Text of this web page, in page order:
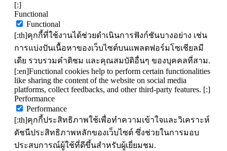
[:]
Functional
Functional
[:th]คุกกี้ที่ใช้งานได้ช่วยดำเนินการฟังก์ชันบางอย่าง เช่น
การแบ่งปันเนื้อหาของเว็บไซต์บนแพลตฟอร์มโซเชียลมี
เดีย รวบรวมคำติชม และคุณสมบัติอื่นๆ ของบุคคลที่สาม.
[:en]Functional cookies help to perform certain functionalities
like sharing the content of the website on social media
platforms, collect feedbacks, and other third-party features. [:]
Performance
Performance
[:th]คุกกี้ประสิทธิภาพใช้เพื่อทำความเข้าใจและวิเคราะห์
ดัชนีประสิทธิภาพหลักของเว็บไซต์ ซึ่งช่วยในการมอบ
ประสบการณ์ผู้ใช้ที่ดีขึ้นสำหรับผู้เยี่ยมชม.